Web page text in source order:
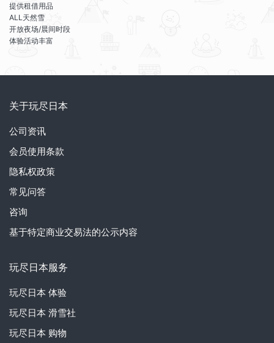
提供租借用品
ALL天然雪
开放夜场/晨间时段
体验活动丰富
关于玩尽日本
公司资讯
会员使用条款
隐私权政策
常见问答
咨询
基于特定商业交易法的公示内容
玩尽日本服务
玩尽日本 体验
玩尽日本 滑雪社
玩尽日本 购物